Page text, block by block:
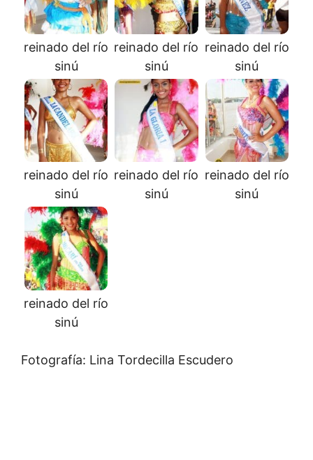
reinado del río
sinú
reinado del río
sinú
reinado del río
sinú
reinado del río
sinú
reinado del río
sinú
reinado del río
sinú
reinado del río
sinú
Fotografía: Lina Tordecilla Escudero